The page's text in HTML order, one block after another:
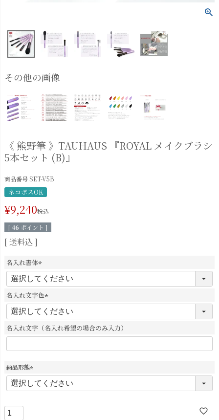
その他の画像
《 熊野筆 》TAUHAUS 『ROYAL メイクブラシ
5本セット (B)』
商品番号 SET-V5B
ネコポスOK
¥9,240税込
[46 ポイント ]
送料込
名入れ書体
(
必
須
)
名入れ文字色
(
必
須
)
名入れ文字（名入れ希望の場合のみ入力）
納品形態
(
必